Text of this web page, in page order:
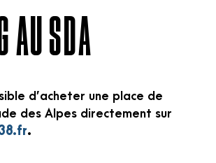
AU SDA
d’acheter une place de
des Alpes directement sur
.